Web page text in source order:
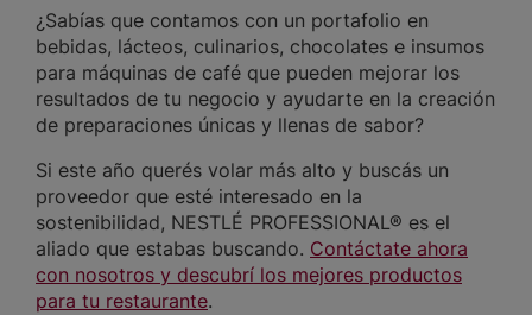
¿Sabías que contamos con un portafolio en
bebidas, lácteos, culinarios, chocolates e insumos
para máquinas de café que pueden mejorar los
resultados de tu negocio y ayudarte en la creación
de preparaciones únicas y llenas de sabor?
Si este año querés volar más alto y buscás un
proveedor que esté interesado en la
sostenibilidad, NESTLÉ PROFESSIONAL® es el
aliado que estabas buscando. Contáctate ahora
con nosotros y descubrí los mejores productos
para tu restaurante.